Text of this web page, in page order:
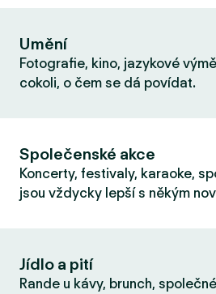
Umění
Fotografie, kino, jazykové
cokoli, o čem se dá povídat.
Společenské akce
Koncerty, festivaly, karaoke,
jsou vždycky lepší s někým
Jídlo a pití
Rande u kávy, brunch,